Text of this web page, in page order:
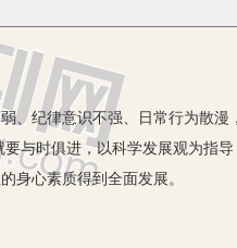
纪律意识不强、日常行为散漫
与时俱进，以科学发展观为指
身心素质得到全面发展。